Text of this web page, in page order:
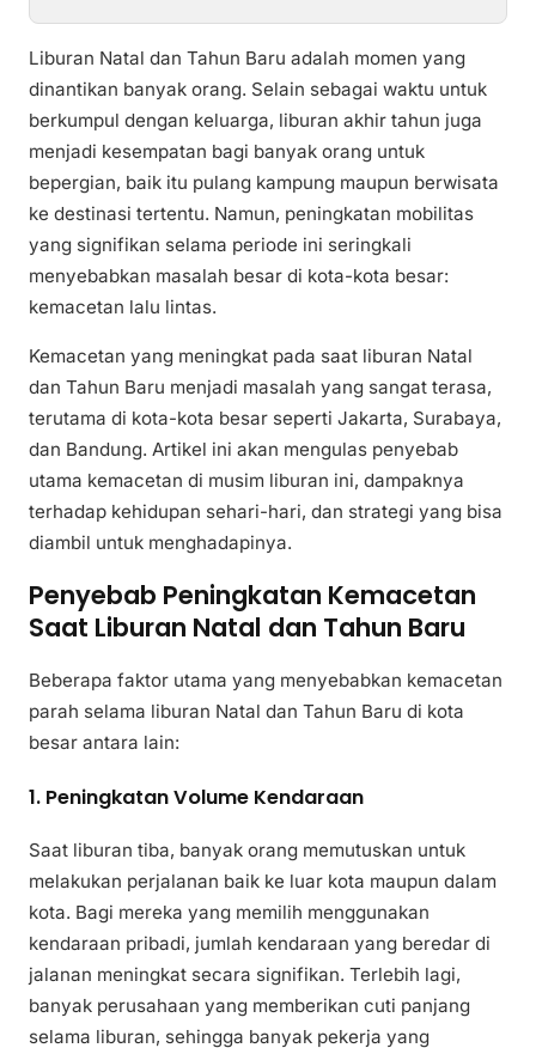
Liburan Natal dan Tahun Baru adalah momen yang
dinantikan banyak orang. Selain sebagai waktu untuk
berkumpul dengan keluarga, liburan akhir tahun juga
menjadi kesempatan bagi banyak orang untuk
bepergian, baik itu pulang kampung maupun berwisata
ke destinasi tertentu. Namun, peningkatan mobilitas
yang signifikan selama periode ini seringkali
menyebabkan masalah besar di kota-kota besar:
kemacetan lalu lintas.
Kemacetan yang meningkat pada saat liburan Natal
dan Tahun Baru menjadi masalah yang sangat terasa,
terutama di kota-kota besar seperti Jakarta, Surabaya,
dan Bandung. Artikel ini akan mengulas penyebab
utama kemacetan di musim liburan ini, dampaknya
terhadap kehidupan sehari-hari, dan strategi yang bisa
diambil untuk menghadapinya.
Penyebab Peningkatan Kemacetan
Saat Liburan Natal dan Tahun Baru
Beberapa faktor utama yang menyebabkan kemacetan
parah selama liburan Natal dan Tahun Baru di kota
besar antara lain:
1. Peningkatan Volume Kendaraan
Saat liburan tiba, banyak orang memutuskan untuk
melakukan perjalanan baik ke luar kota maupun dalam
kota. Bagi mereka yang memilih menggunakan
kendaraan pribadi, jumlah kendaraan yang beredar di
jalanan meningkat secara signifikan. Terlebih lagi,
banyak perusahaan yang memberikan cuti panjang
selama liburan, sehingga banyak pekerja yang